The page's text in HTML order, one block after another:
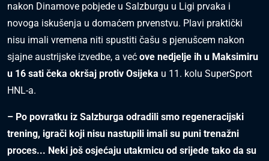
nakon Dinamove pobjede u Salzburgu u Ligi prvaka i
novoga iskušenja u domaćem prvenstvu. Plavi praktički
nisu imali vremena niti spustiti čašu s pjenušcem nakon
sjajne austrijske izvedbe, a već ove nedjelje ih u Maksimiru
u 16 sati čeka okršaj protiv Osijeka u 11. kolu SuperSport
HNL-a.
– Po povratku iz Salzburga odradili smo regeneracijski
trening, igrači koji nisu nastupili imali su puni trenažni
proces... Neki još osjećaju utakmicu od srijede tako da su